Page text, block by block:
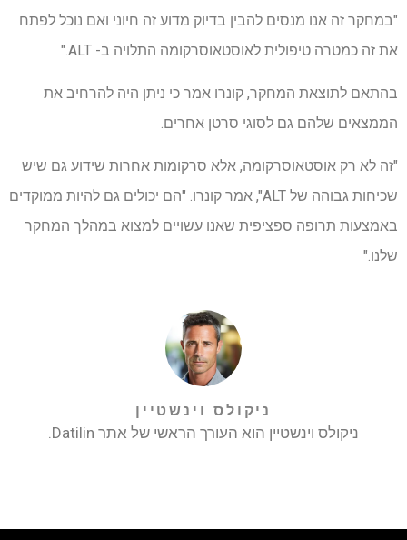
"במחקר זה אנו מנסים להבין בדיוק מדוע זה חיוני ואם נוכל לפתח
את זה כמטרה טיפולית לאוסטאוסרקומה התלויה ב- ALT."
בהתאם לתוצאת המחקר, קונרו אמר כי ניתן היה להרחיב את
הממצאים שלהם גם לסוגי סרטן אחרים.
"זה לא רק אוסטאוסרקומה, אלא סרקומות אחרות שידוע גם שיש
שכיחות גבוהה של ALT", אמר קונרו. "הם יכולים גם להיות ממוקדים
באמצעות תרופה ספציפית שאנו עשויים למצוא במהלך המחקר
שלנו."
ניקולס וינשטיין
ניקולס וינשטיין הוא העורך הראשי של אתר Datilin.